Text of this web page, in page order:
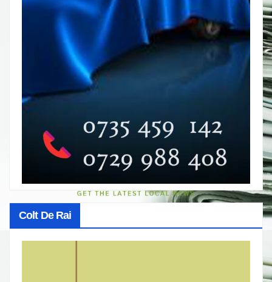
Colt De Rai